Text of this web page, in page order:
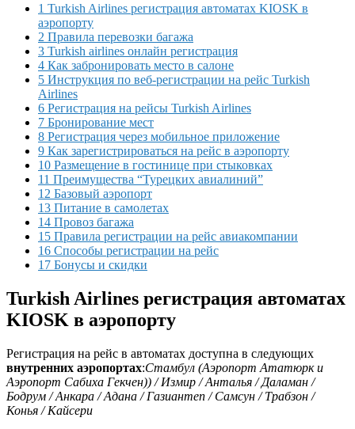
1 Turkish Airlines регистрация автоматах KIOSK в
аэропорту
2 Правила перевозки багажа
3 Turkish airlines онлайн регистрация
4 Как забронировать место в салоне
5 Инструкция по веб-регистрации на рейс Turkish
Airlines
6 Регистрация на рейсы Turkish Airlines
7 Бронирование мест
8 Регистрация через мобильное приложение
9 Как зарегистрироваться на рейс в аэропорту
10 Размещение в гостинице при стыковках
11 Преимущества “Турецких авиалиний”
12 Базовый аэропорт
13 Питание в самолетах
14 Провоз багажа
15 Правила регистрации на рейс авиакомпании
16 Способы регистрации на рейс
17 Бонусы и скидки
Turkish Airlines регистрация автоматах
KIOSK в аэропорту
Регистрация на рейс в автоматах доступна в следующих
внутренних аэропортах:Стамбул (Аэропорт Ататюрк и
Аэропорт Сабиха Гекчен)) / Измир / Анталья / Даламан /
Бодрум / Анкара / Адана / Газиантеп / Самсун / Трабзон /
Конья / Кайсери